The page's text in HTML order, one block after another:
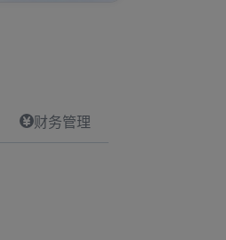
财务管理